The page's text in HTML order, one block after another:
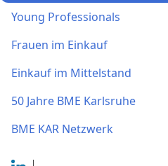
Young Professionals
Frauen im Einkauf
Einkauf im Mittelstand
50 Jahre BME Karlsruhe
BME KAR Netzwerk